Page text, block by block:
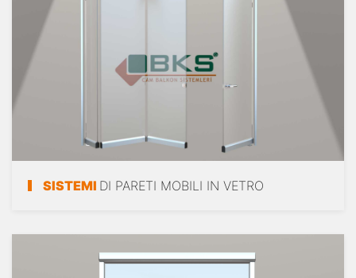
SISTEMI DI PARETI MOBILI IN VETRO